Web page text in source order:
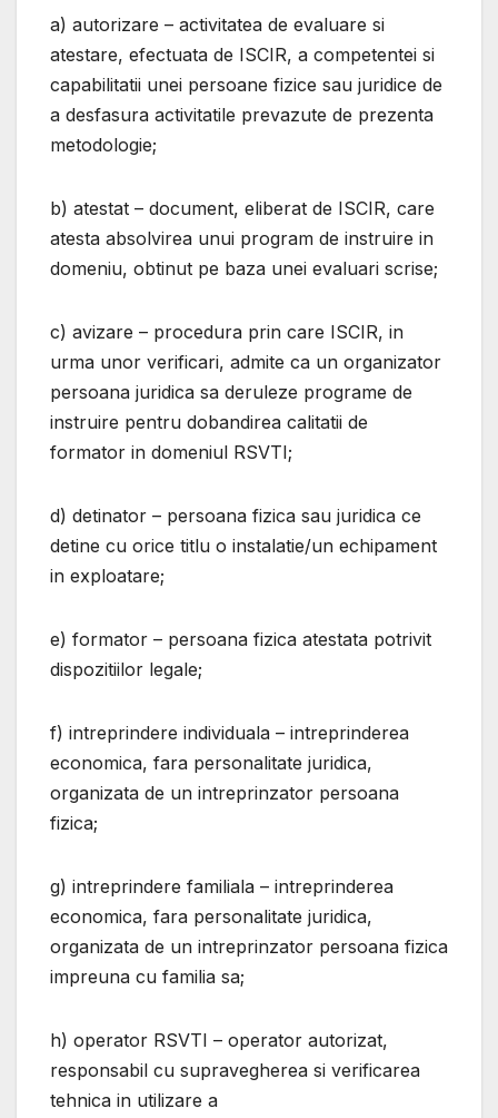
a) autorizare – activitatea de evaluare si
atestare, efectuata de ISCIR, a competentei si
capabilitatii unei persoane fizice sau juridice de
a desfasura activitatile prevazute de prezenta
metodologie;
b) atestat – document, eliberat de ISCIR, care
atesta absolvirea unui program de instruire in
domeniu, obtinut pe baza unei evaluari scrise;
c) avizare – procedura prin care ISCIR, in
urma unor verificari, admite ca un organizator
persoana juridica sa deruleze programe de
instruire pentru dobandirea calitatii de
formator in domeniul RSVTI;
d) detinator – persoana fizica sau juridica ce
detine cu orice titlu o instalatie/un echipament
in exploatare;
e) formator – persoana fizica atestata potrivit
dispozitiilor legale;
f) intreprindere individuala – intreprinderea
economica, fara personalitate juridica,
organizata de un intreprinzator persoana
fizica;
g) intreprindere familiala – intreprinderea
economica, fara personalitate juridica,
organizata de un intreprinzator persoana fizica
impreuna cu familia sa;
h) operator RSVTI – operator autorizat,
responsabil cu supravegherea si verificarea
tehnica in utilizare a